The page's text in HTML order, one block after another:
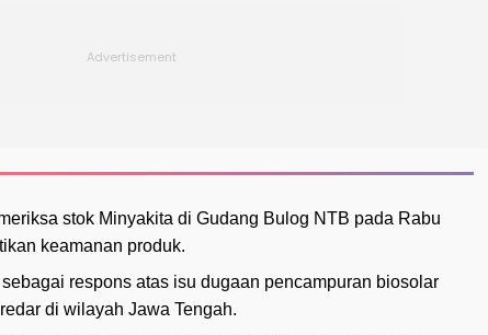
stok Minyakita di Gudang Bulog NTB pada Rabu
keamanan produk.
respons atas isu dugaan pencampuran biosolar
di wilayah Jawa Tengah.